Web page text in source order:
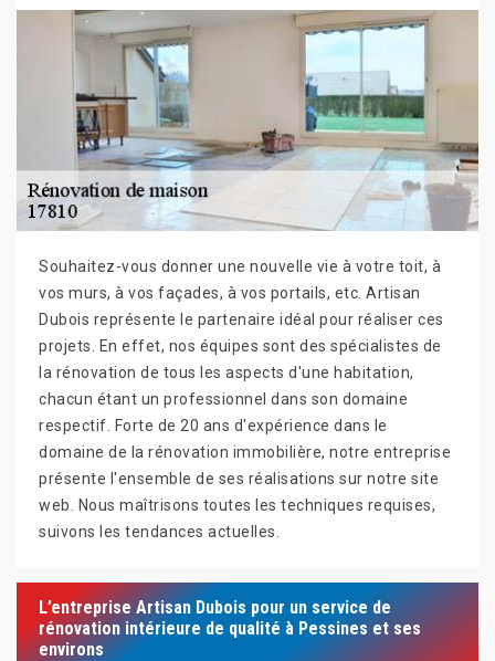
Souhaitez-vous donner une nouvelle vie à votre toit, à
vos murs, à vos façades, à vos portails, etc. Artisan
Dubois représente le partenaire idéal pour réaliser ces
projets. En effet, nos équipes sont des spécialistes de
la rénovation de tous les aspects d'une habitation,
chacun étant un professionnel dans son domaine
respectif. Forte de 20 ans d'expérience dans le
domaine de la rénovation immobilière, notre entreprise
présente l'ensemble de ses réalisations sur notre site
web. Nous maîtrisons toutes les techniques requises,
suivons les tendances actuelles.
L’entreprise Artisan Dubois pour un service de
rénovation intérieure de qualité à Pessines et ses
environs